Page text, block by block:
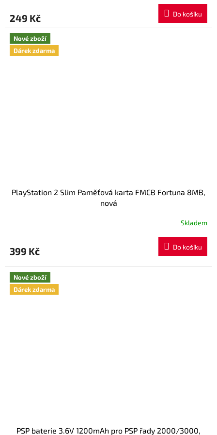
249 Kč Do košíku
Nové zboží
Dárek zdarma
PlayStation 2 Slim Paměťová karta FMCB Fortuna 8MB,
nová
Skladem
399 Kč Do košíku
Nové zboží
Dárek zdarma
PSP baterie 3.6V 1200mAh pro PSP řady 2000/3000,